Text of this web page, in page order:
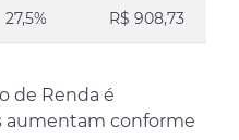
27,5% R$ 908,73
de Renda é
aumentam conforme